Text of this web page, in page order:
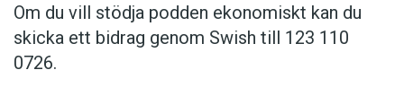
Om du vill stödja podden ekonomiskt kan du
skicka ett bidrag genom Swish till 123 110
0726.